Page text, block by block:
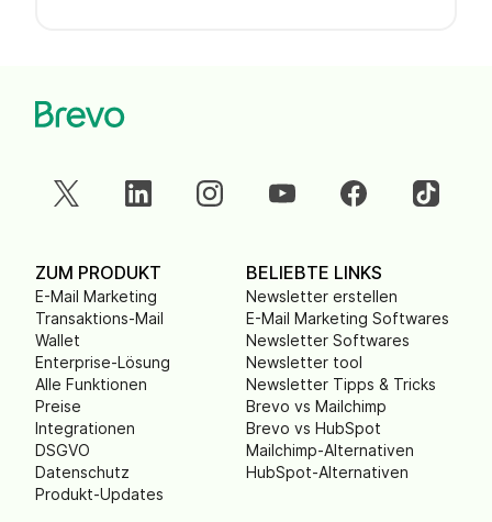
ZUM PRODUKT
E-Mail Marketing
Transaktions-Mail
Wallet
Enterprise-Lösung
Alle Funktionen
Preise
Integrationen
DSGVO
Datenschutz
Produkt-Updates
BELIEBTE LINKS
Newsletter erstellen
E-Mail Marketing Softwares
Newsletter Softwares
Newsletter tool
Newsletter Tipps & Tricks
Brevo vs Mailchimp
Brevo vs HubSpot
Mailchimp-Alternativen
HubSpot-Alternativen